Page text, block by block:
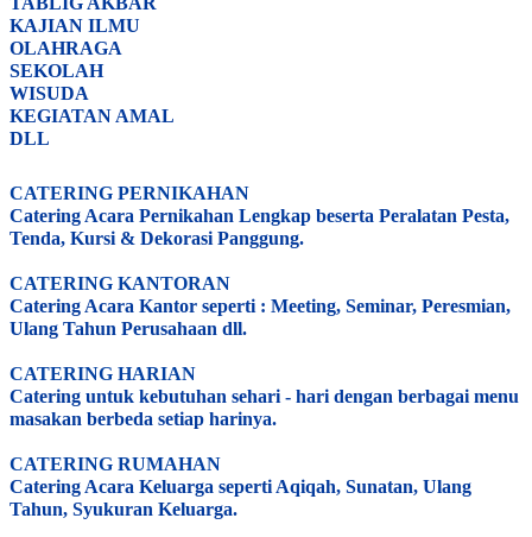
KAJIAN ILMU
OLAHRAGA
SEKOLAH
WISUDA
KEGIATAN AMAL
DLL
CATERING PERNIKAHAN
Catering Acara Pernikahan Lengkap beserta Peralatan Pesta,
Tenda, Kursi & Dekorasi Panggung.
CATERING KANTORAN
Catering Acara Kantor seperti : Meeting, Seminar, Peresmian,
Ulang Tahun Perusahaan dll.
CATERING HARIAN
Catering untuk kebutuhan sehari - hari dengan berbagai menu
masakan berbeda setiap harinya.
CATERING RUMAHAN
Catering Acara Keluarga seperti Aqiqah, Sunatan, Ulang
Tahun, Syukuran Keluarga.